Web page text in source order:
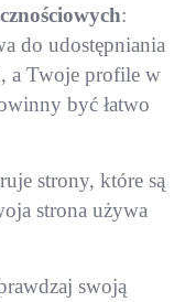
:
do udostępniania
a Twoje profile w
być łatwo
strony, które są
strona używa
swoją